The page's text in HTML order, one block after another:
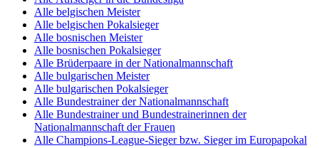
Alle belgischen Meister
Alle belgischen Pokalsieger
Alle bosnischen Meister
Alle bosnischen Pokalsieger
Alle Brüderpaare in der Nationalmannschaft
Alle bulgarischen Meister
Alle bulgarischen Pokalsieger
Alle Bundestrainer der Nationalmannschaft
Alle Bundestrainer und Bundestrainerinnen der
Nationalmannschaft der Frauen
Alle Champions-League-Sieger bzw. Sieger im Europapokal